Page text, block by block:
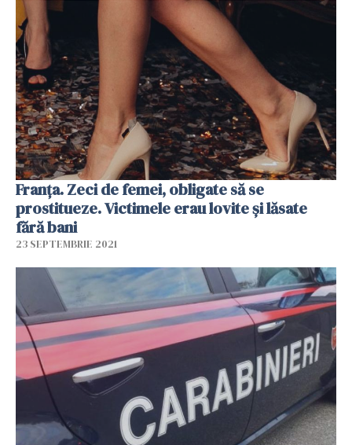
Franța. Zeci de femei, obligate să se
prostitueze. Victimele erau lovite și lăsate
fără bani
23 SEPTEMBRIE 2021